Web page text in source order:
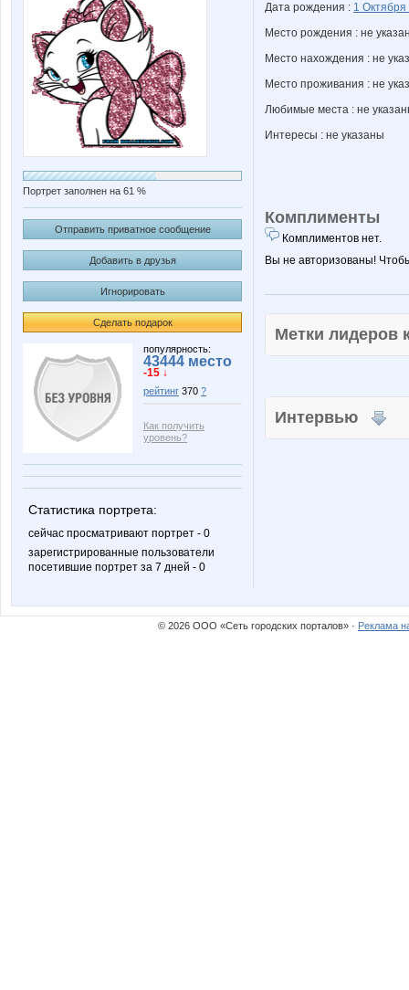
Портрет заполнен на 61 %
Отправить приватное сообщение
Добавить в друзья
Игнорировать
Сделать подарок
популярность:
43444 место
-15 ↓
рейтинг 370 ?
Как получить
уровень?
Статистика портрета:
сейчас просматривают портрет - 0
зарегистрированные пользователи
посетившие портрет за 7 дней - 0
Дата рождения : 1 Октября
Место рождения : не
Место нахождения : не
Место проживания : не
Любимые места : не
Интересы : не указаны
Комплименты
Комплиментов нет.
Вы не авторизованы!
Метки
Интервью
© 2026 ООО «Сеть городских порталов» · Реклама